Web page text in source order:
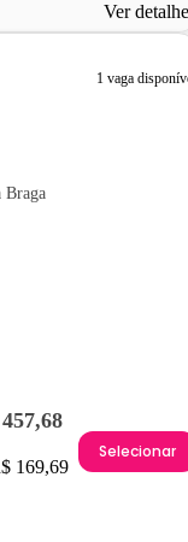
Ver
1 vaga
Braga
169,69
Selecionar